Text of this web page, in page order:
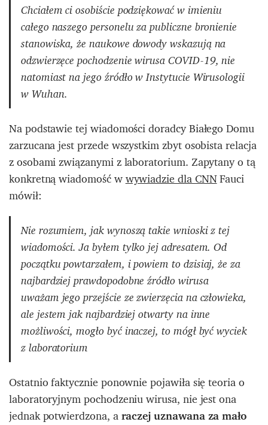
Chciałem ci osobiście podziękować w imieniu
całego naszego personelu za publiczne bronienie
stanowiska, że naukowe dowody wskazują na
odzwierzęce pochodzenie wirusa COVID-19, nie
natomiast na jego źródło w Instytucie Wirusologii
w Wuhan.
Na podstawie tej wiadomości doradcy Białego Domu
zarzucana jest przede wszystkim zbyt osobista relacja
z osobami związanymi z laboratorium. Zapytany o tą
konkretną wiadomość wwywiadzie dla CNNFauci
mówił:
Nie rozumiem, jak wynoszą takie wnioski z tej
wiadomości. Ja byłem tylko jej adresatem. Od
początku powtarzałem, i powiem to dzisiaj, że za
najbardziej prawdopodobne źródło wirusa
uważam jego przejście ze zwierzęcia na człowieka,
ale jestem jak najbardziej otwarty na inne
możliwości, mogło być inaczej, to mógł być wyciek
z laboratorium
Ostatnio faktycznie ponownie pojawiła się teoria o
laboratoryjnym pochodzeniu wirusa, nie jest ona
jednak potwierdzona, araczej uznawana za mało